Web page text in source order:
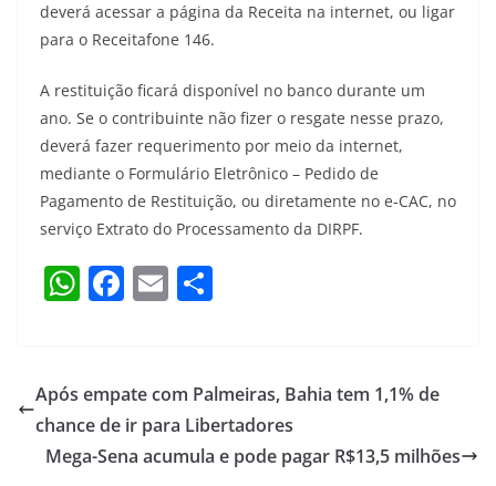
deverá acessar a página da Receita na internet, ou ligar
para o Receitafone 146.
A restituição ficará disponível no banco durante um
ano. Se o contribuinte não fizer o resgate nesse prazo,
deverá fazer requerimento por meio da internet,
mediante o Formulário Eletrônico – Pedido de
Pagamento de Restituição, ou diretamente no e-CAC, no
serviço Extrato do Processamento da DIRPF.
W
s
A
p
F
e
b
o
E
l e
Após empate com Palmeiras, Bahia tem 1,1% de
chance de ir para Libertadores
Mega-Sena acumula e pode pagar R$13,5 milhões